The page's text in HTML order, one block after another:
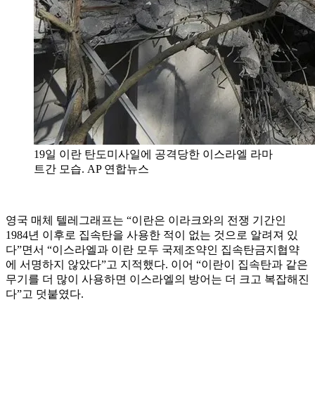
19일 이란 탄도미사일에 공격당한 이스라엘 라마
트간 모습. AP 연합뉴스
영국 매체 텔레그래프는 “이란은 이라크와의 전쟁 기간인
1984년 이후로 집속탄을 사용한 적이 없는 것으로 알려져 있
다”면서 “이스라엘과 이란 모두 국제조약인 집속탄금지협약
에 서명하지 않았다”고 지적했다. 이어 “이란이 집속탄과 같은
무기를 더 많이 사용하면 이스라엘의 방어는 더 크고 복잡해진
다”고 덧붙였다.